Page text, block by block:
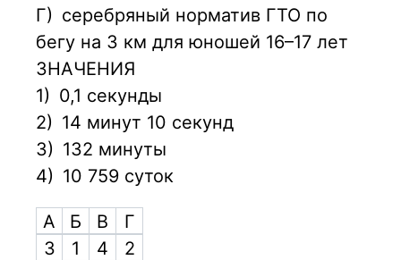
Г) серебряный норматив ГТО по
бегу на 3 км для юношей 16–17 лет
ЗНАЧЕНИЯ
1) 0,1 секунды
2) 14 минут 10 секунд
3) 132 минуты
4) 10 759 суток
А Б В
Г
3
1 4 2